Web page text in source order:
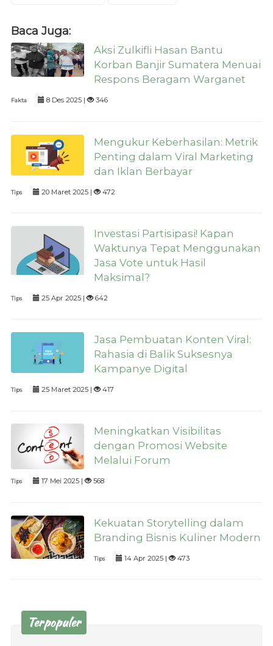
Baca Juga:
Aksi Zulkifli Hasan Bantu
Korban Banjir Sumatera Menuai
Respons Beragam Warganet
Fakta 8 Des 2025 | 346
Mengukur Keberhasilan: Metrik
Penting dalam Viral Marketing
dan Iklan Berbayar
Tips 20 Maret 2025 | 472
Investasi Partisipasi! Kapan
Waktunya Tepat Menggunakan
Jasa Vote untuk Hasil
Maksimal?
Tips 25 Apr 2025 | 642
Jasa Pembuatan Konten Viral:
Rahasia di Balik Suksesnya
Kampanye Digital
Tips 25 Maret 2025 | 417
Meningkatkan Visibilitas
dengan Promosi Website
Melalui Forum
Tips 17 Mei 2025 | 568
Kekuatan Storytelling dalam
Branding Bisnis Kuliner Modern
Tips 14 Apr 2025 | 473
Terpopuler